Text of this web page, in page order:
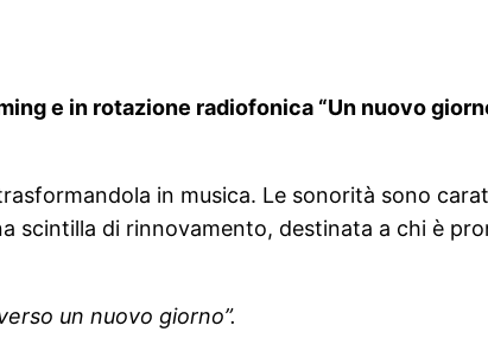
e in rotazione radiofonica “Un nuovo
in musica. Le sonorità sono
scintilla di rinnovamento, destinata a chi è
un nuovo giorno”.